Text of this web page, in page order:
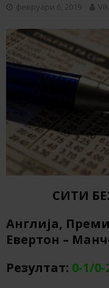
февруари 6, 2019
СИТИ
Англија,
Евертон –
Резултат: 0-1/0-